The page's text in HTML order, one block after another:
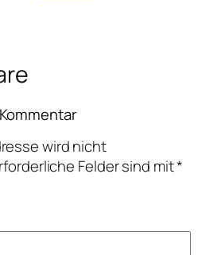
wird nicht
Felder sind mit*